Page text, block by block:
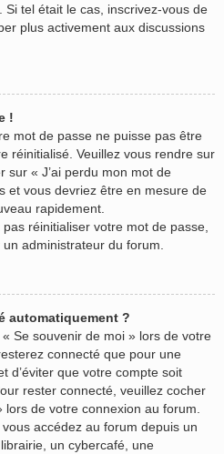
tel était le cas, inscrivez-vous de
plus activement aux discussions
!
mot de passe ne puisse pas être
réinitialisé. Veuillez vous rendre sur
sur « J’ai perdu mon mot de
et vous devriez être en mesure de
rapidement.
réinitialiser votre mot de passe,
administrateur du forum.
automatiquement ?
Se souvenir de moi » lors de votre
connecté que pour une
d’éviter que votre compte soit
rester connecté, veuillez cocher
de votre connexion au forum.
accédez au forum depuis un
un cybercafé, une